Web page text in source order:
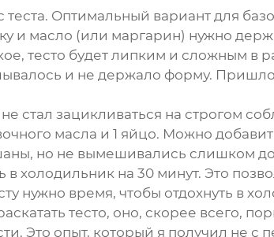
теста. Оптимальный вариант для
и масло (или маргарин) нужно
тесто будет липким и сложным в
и не держало форму.
стал зацикливаться на строгом
масла и 1 яйцо. Можно
но не вымешивались слишком
холодильник на 30 минут. Это
нужно время, чтобы отдохнуть в
тесто, оно, скорее всего,
Это опыт, который я получил не с